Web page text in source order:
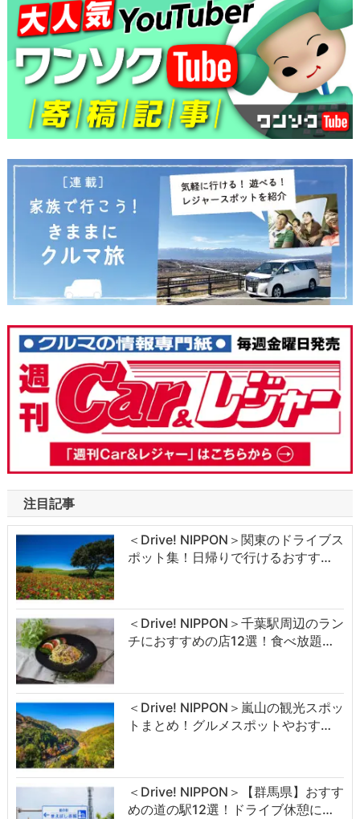
注目記事
＜Drive! NIPPON＞関東のドライブス
ポット集！日帰りで行けるおすす…
＜Drive! NIPPON＞千葉駅周辺のラン
チにおすすめの店12選！食べ放題…
＜Drive! NIPPON＞嵐山の観光スポッ
トまとめ！グルメスポットやおす…
＜Drive! NIPPON＞【群馬県】おすす
めの道の駅12選！ドライブ休憩に…